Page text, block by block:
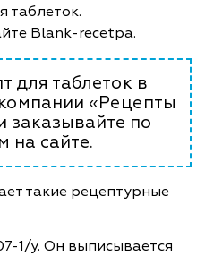
таблеток.
Blank-recetpa.
для таблеток в
«Рецепты
заказывайте по
на сайте.
такие рецептурные
1/у. Он выписывается